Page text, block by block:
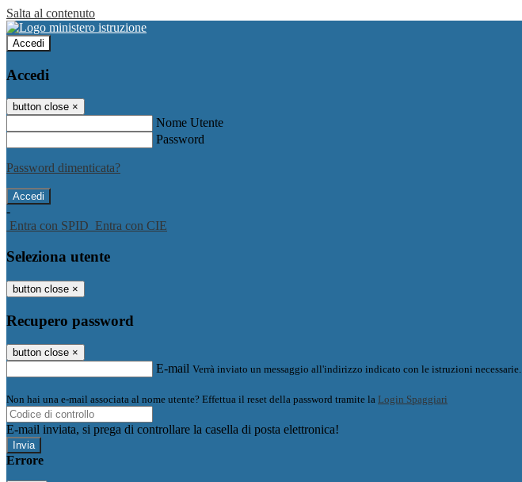
Salta al contenuto
Accedi
Accedi
button close ×
Nome Utente
Password
Password dimenticata?
-
Entra con SPID Entra con CIE
Seleziona utente
button close ×
Recupero password
button close ×
E-mail Verrà inviato un messaggio all'indirizzo indicato con le istruzioni necessarie.
Non hai una e-mail associata al nome utente? Effettua il reset della password tramite la Login Spaggiari
E-mail inviata, si prega di controllare la casella di posta elettronica!
Errore